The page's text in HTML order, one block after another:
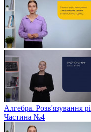
Алгебра. Розв'язування
Частина №4